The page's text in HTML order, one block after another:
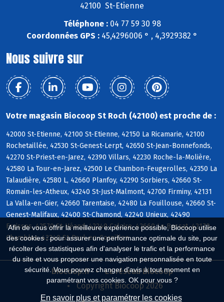
Afin de vous offrir la meilleure expérience possible, Biocoop utilise
des cookies : pour assurer une performance optimale du site, pour
récolter des statistiques afin d'analyser le trafic et la performance
du site et vous proposer une navigation personnalisée en toute
sécurité. Vous pouvez changer d'avis à tout moment en
paramétrant vos cookies. OK pour vous ?
En savoir plus et paramétrer les cookies
42100 St-Etienne
Téléphone :04 77 59 30 98
Coordonnées GPS : 45,4296006 ° , 4,3929382 °
Nous suivre sur
Votre magasin Biocoop St Roch (42100) est proche de :
42000 St-Etienne, 42100 St-Etienne, 42150 La Ricamarie, 42100
Rochetaillée, 42530 St-Genest-Lerpt, 42650 St-Jean-Bonnefonds,
42270 St-Priest-en-Jarez, 42390 Villars, 42230 Roche-la-Molière,
42580 La Tour-en-Jarez, 42500 Le Chambon-Feugerolles, 42350 La
Talaudière, 42580 L, 42660 Planfoy, 42290 Sorbiers, 42660 St-
Romain-les-Atheux, 43240 St-Just-Malmont, 42700 Firminy, 42131
La Valla-en-Gier, 42660 Tarentaise, 42480 La Fouillouse, 42660 St-
Genest-Malifaux, 42400 St-Chamond, 42240 Unieux, 42490
Fraisses, 42570 St-Héand, 42240 Caloire, 42660 Le Bessat, 42170
Chambles, 42240 St-Paul-en-Cornillon
Biocoop.fr
Le réseau Biocoop
Copyright Biocoop 2026